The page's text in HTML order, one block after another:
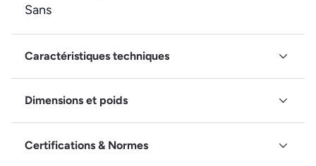
Sans
Caractéristiques techniques
Dimensions et poids
Certifications & Normes